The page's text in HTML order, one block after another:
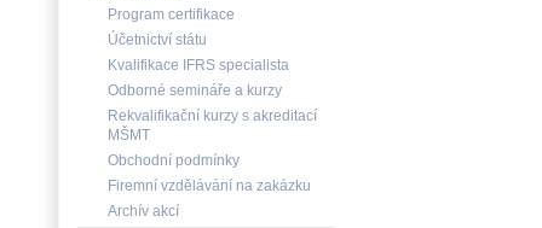
Program certifikace
Účetnictví státu
Kvalifikace IFRS specialista
Odborné semináře a kurzy
Rekvalifikační kurzy s akreditací
MŠMT
Obchodní podmínky
Firemní vzdělávání na zakázku
Archív akcí